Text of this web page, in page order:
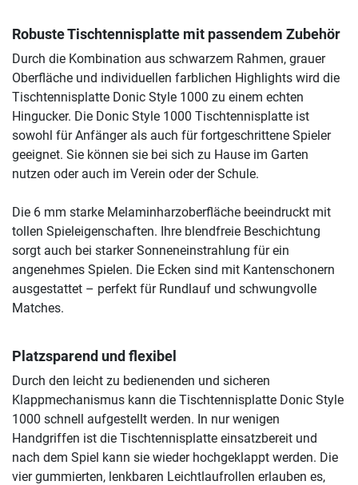
Robuste Tischtennisplatte mit passendem Zubehör
Durch die Kombination aus schwarzem Rahmen, grauer
Oberfläche und individuellen farblichen Highlights wird die
Tischtennisplatte Donic Style 1000 zu einem echten
Hingucker. Die Donic Style 1000 Tischtennisplatte ist
sowohl für Anfänger als auch für fortgeschrittene Spieler
geeignet. Sie können sie bei sich zu Hause im Garten
nutzen oder auch im Verein oder der Schule.
Die 6 mm starke Melaminharzoberfläche beeindruckt mit
tollen Spieleigenschaften. Ihre blendfreie Beschichtung
sorgt auch bei starker Sonneneinstrahlung für ein
angenehmes Spielen. Die Ecken sind mit Kantenschonern
ausgestattet – perfekt für Rundlauf und schwungvolle
Matches.
Platzsparend und flexibel
Durch den leicht zu bedienenden und sicheren
Klappmechanismus kann die Tischtennisplatte Donic Style
1000 schnell aufgestellt werden. In nur wenigen
Handgriffen ist die Tischtennisplatte einsatzbereit und
nach dem Spiel kann sie wieder hochgeklappt werden. Die
vier gummierten, lenkbaren Leichtlaufrollen erlauben es,